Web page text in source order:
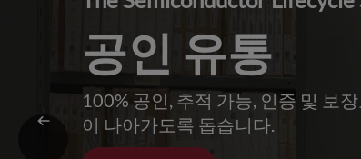
공인 유통
100% 공인, 추적 가능, 인증 및 보
이 나아가도록 돕습니다.